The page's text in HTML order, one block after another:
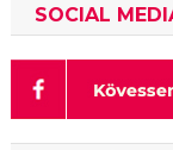
SOCIAL